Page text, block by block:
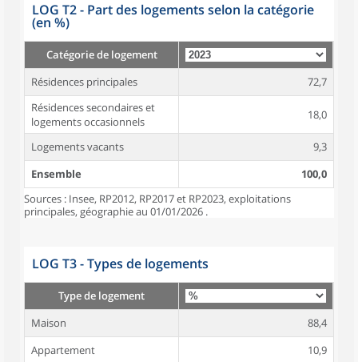
LOG T2 - Part des logements selon la catégorie
(en %)
Catégorie de logement
Résidences principales
72,7
Résidences secondaires et
logements occasionnels
18,0
Logements vacants
9,3
Ensemble
100,0
Sources : Insee, RP2012, RP2017 et RP2023, exploitations
principales, géographie au 01/01/2026 .
LOG T3 - Types de logements
Type de logement
Maison
88,4
Appartement
10,9